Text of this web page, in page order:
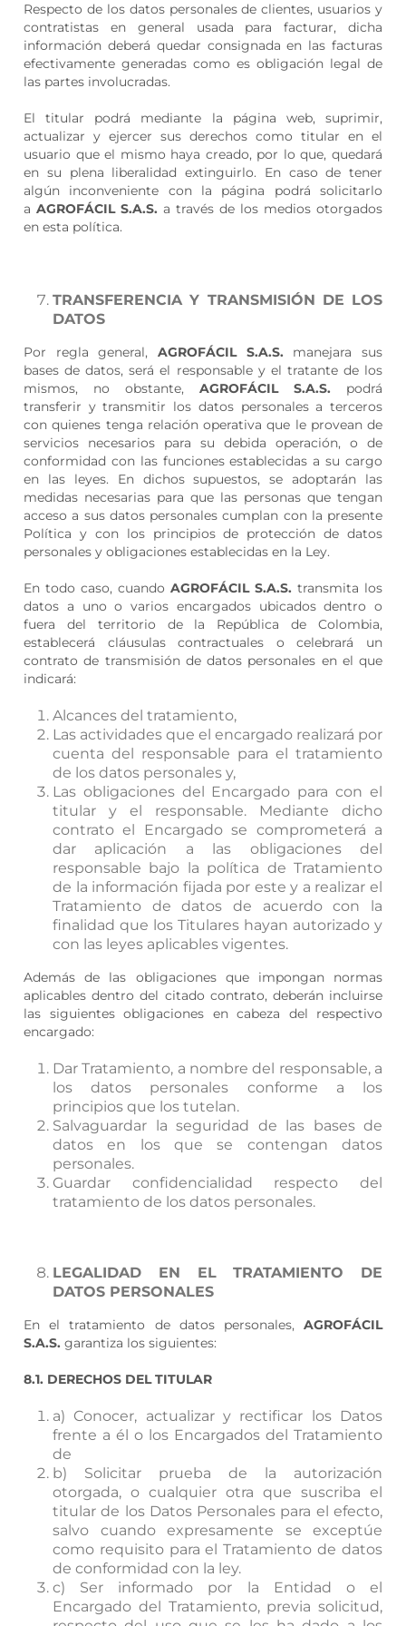
Respecto de los datos personales de clientes, usuarios y
contratistas en general usada para facturar, dicha
información deberá quedar consignada en las facturas
efectivamente generadas como es obligación legal de
las partes involucradas.
El titular podrá mediante la página web, suprimir,
actualizar y ejercer sus derechos como titular en el
usuario que el mismo haya creado, por lo que, quedará
en su plena liberalidad extinguirlo. En caso de tener
algún inconveniente con la página podrá solicitarlo
a AGROFÁCIL S.A.S. a través de los medios otorgados
en esta política.
TRANSFERENCIA Y TRANSMISIÓN DE LOS
DATOS
Por regla general, AGROFÁCIL S.A.S. manejara sus
bases de datos, será el responsable y el tratante de los
mismos, no obstante, AGROFÁCIL S.A.S. podrá
transferir y transmitir los datos personales a terceros
con quienes tenga relación operativa que le provean de
servicios necesarios para su debida operación, o de
conformidad con las funciones establecidas a su cargo
en las leyes. En dichos supuestos, se adoptarán las
medidas necesarias para que las personas que tengan
acceso a sus datos personales cumplan con la presente
Política y con los principios de protección de datos
personales y obligaciones establecidas en la Ley.
En todo caso, cuando AGROFÁCIL S.A.S. transmita los
datos a uno o varios encargados ubicados dentro o
fuera del territorio de la República de Colombia,
establecerá cláusulas contractuales o celebrará un
contrato de transmisión de datos personales en el que
indicará:
Alcances del tratamiento,
Las actividades que el encargado realizará por
cuenta del responsable para el tratamiento
de los datos personales y,
Las obligaciones del Encargado para con el
titular y el responsable. Mediante dicho
contrato el Encargado se comprometerá a
dar aplicación a las obligaciones del
responsable bajo la política de Tratamiento
de la información fijada por este y a realizar el
Tratamiento de datos de acuerdo con la
finalidad que los Titulares hayan autorizado y
con las leyes aplicables vigentes.
Además de las obligaciones que impongan normas
aplicables dentro del citado contrato, deberán incluirse
las siguientes obligaciones en cabeza del respectivo
encargado:
Dar Tratamiento, a nombre del responsable, a
los datos personales conforme a los
principios que los tutelan.
Salvaguardar la seguridad de las bases de
datos en los que se contengan datos
personales.
Guardar confidencialidad respecto del
tratamiento de los datos personales.
LEGALIDAD EN EL TRATAMIENTO DE
DATOS PERSONALES
En el tratamiento de datos personales, AGROFÁCIL
S.A.S. garantiza los siguientes:
8.1. DERECHOS DEL TITULAR
a) Conocer, actualizar y rectificar los Datos
frente a él o los Encargados del Tratamiento
de
b) Solicitar prueba de la autorización
otorgada, o cualquier otra que suscriba el
titular de los Datos Personales para el efecto,
salvo cuando expresamente se exceptúe
como requisito para el Tratamiento de datos
de conformidad con la ley.
c) Ser informado por la Entidad o el
Encargado del Tratamiento, previa solicitud,